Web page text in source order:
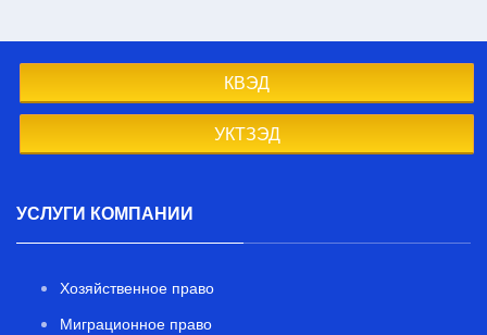
КВЭД
УКТЗЭД
УСЛУГИ КОМПАНИИ
Хозяйственное право
Миграционное право